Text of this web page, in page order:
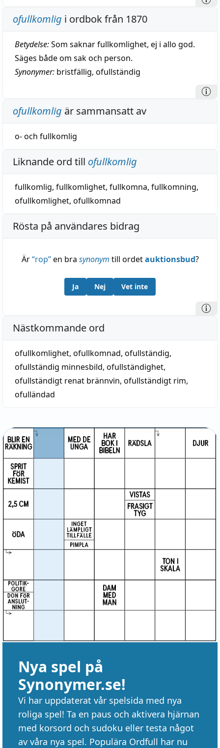
ofullkomlig i ordbok från 1870
Betydelse:Som saknar fullkomlighet, ej i allo god.
Säges både om sak och person.
Synonymer: bristfällig, ofullständig
ofullkomlig är sammansatt av
o-och fullkomlig
Liknande ord till ofullkomlig
fullkomlig, fullkomlighet, fullkomna, fullkomning,
ofullkomlighet, ofullkomnad
Rösta på användares bidrag
Är“rop”en bra synonym till ordetauktionsbud?
Ja Nej Vet inte
Nästkommande ord
ofullkomlighet, ofullkomnad, ofullständig,
ofullständig minnesbild, ofullständighet,
ofullständigt renat brännvin, ofullständigt rim,
ofulländad
Nya spel på
Synonymer.se!
Vi har uppdaterat vår spelsida med nya
roliga spel! Ta en paus och aktivera hjärnan
med korsord och sudoku eller testa något
av våra nya spel. Populära Ordfull har nu